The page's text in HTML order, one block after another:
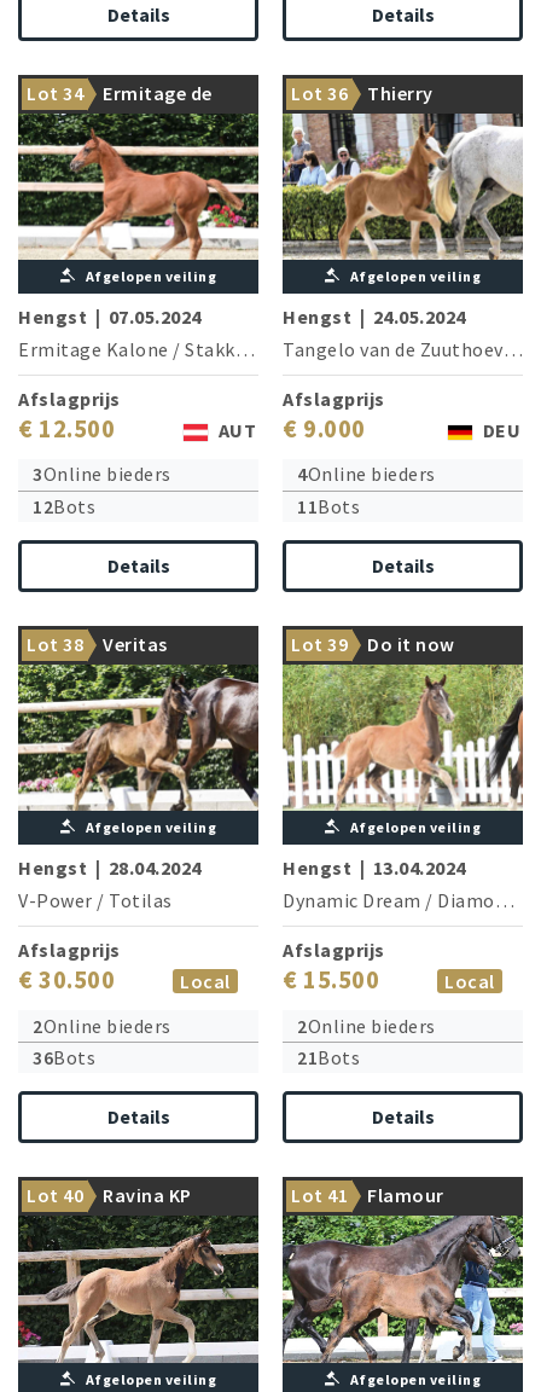
Details Details
Lot 34
Ermitage de
Stakkato-S
Olympic feeling with
Ermitage Kalone
Afgelopen veiling
Hengst | 07.05.2024
Ermitage Kalone / Stakkato
Afslagprijs
€ 12.500
AUT
3Online bieders
12Bots
Details
Lot 36 Thierry
The successful Chicken
George is brother of the dam
Afgelopen veiling
Hengst | 24.05.2024
Tangelo van de Zuuthoeve
/
Afslagprijs
€ 9.000
DEU
4Online bieders
11Bots
Details
Lot 38 Veritas
V-Power meets the Rudilore
dam line
Afgelopen veiling
Hengst | 28.04.2024
V-Power / Totilas
Afslagprijs
€ 30.500
Local
2Online bieders
36Bots
Details
Lot 39 Do it now
Fidermark is brother of the
granddam
Afgelopen veiling
Hengst | 13.04.2024
Dynamic Dream / Diamond Hit
Afslagprijs
€ 15.500
Local
2Online bieders
21Bots
Details
Lot 40 Ravina KP
The Vechta champion says
hello!
Afgelopen veiling
Lot 41 Flamour
From the dam line: Grand
Prix star Duke of Britain
Afgelopen veiling